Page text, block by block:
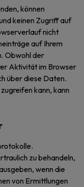
können
keinen Zugriff auf
nicht
auf Ihrem
Obwohl der
Aktivität im Browser
über diese Daten.
kann, kann
zu behandeln,
wenn die
von Ermittlungen